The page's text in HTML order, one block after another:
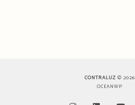
CONTRALUZ © 2026
OCEANWP